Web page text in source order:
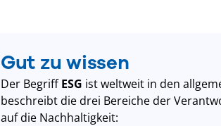
Gut zu wissen
Der BegriffESG ist weltweit in den
beschreibt die drei Bereiche der
auf die Nachhaltigkeit: